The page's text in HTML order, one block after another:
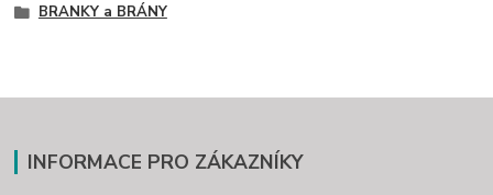
BRANKY a BRÁNY
INFORMACE PRO ZÁKAZNÍKY